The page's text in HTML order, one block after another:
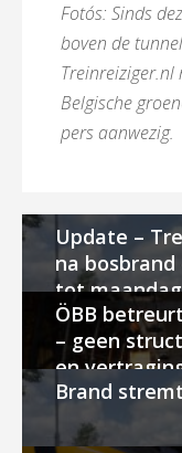
Foto´s: Sinds
boven de
Treinreiziger.nl
Belgische
pers aanwezig.
Update –
na
tot maandag
ÖBB
– geen
en
Brand